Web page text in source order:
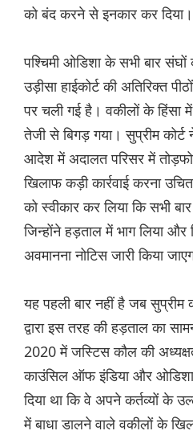
को बंद करने से इनकार कर दिया।
पश्चिमी ओडिशा के सभी बार
उड़ीसा हाईकोर्ट की अतिरिक्त
पर चली गई है। वकीलों के हिंसा
तेजी से बिगड़ गया। सुप्रीम
आदेश में अदालत परिसर में
खिलाफ कड़ी कार्रवाई करना
को स्वीकार कर लिया कि सभी
जिन्होंने हड़ताल में भाग लिया और
अवमानना ​​नोटिस जारी किया
यह पहली बार नहीं है जब सुप्रीम
द्वारा इस तरह की हड़ताल का
2020 में जस्टिस कौल की
काउंसिल ऑफ इंडिया और ओडिशा
दिया था कि वे अपने कर्तव्यों के
में बाधा डालने वाले वकीलों के